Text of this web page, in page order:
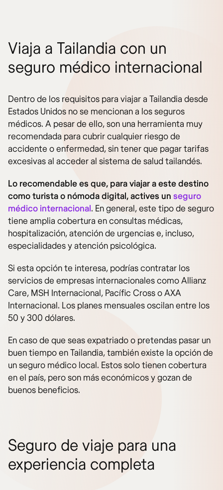
Viaja a Tailandia con un
seguro médico internacional
Dentro de los requisitos para viajar a Tailandia desde
Estados Unidos no se mencionan a los seguros
médicos. A pesar de ello, son una herramienta muy
recomendada para cubrir cualquier riesgo de
accidente o enfermedad, sin tener que pagar tarifas
excesivas al acceder al sistema de salud tailandés.
Lo recomendable es que, para viajar a este destino
como turista o nómoda digital, actives un seguro
médico internacional. En general, este tipo de seguro
tiene amplia cobertura en consultas médicas,
hospitalización, atención de urgencias e, incluso,
especialidades y atención psicológica.
Si esta opción te interesa, podrías contratar los
servicios de empresas internacionales como Allianz
Care, MSH Internacional, Pacífic Cross o AXA
Internacional. Los planes mensuales oscilan entre los
50 y 300 dólares.
En caso de que seas expatriado o pretendas pasar un
buen tiempo en Tailandia, también existe la opción de
un seguro médico local. Estos solo tienen cobertura
en el país, pero son más económicos y gozan de
buenos beneficios.
Seguro de viaje para una
experiencia completa